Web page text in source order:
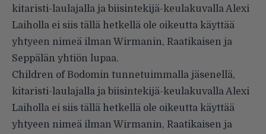
kitaristi-laulajalla ja biisintekijä-keulakuvalla Alexi
Laiholla ei siis tällä hetkellä ole oikeutta käyttää
yhtyeen nimeä ilman Wirmanin, Raatikaisen ja
Seppälän yhtiön lupaa.
Children of Bodomin tunnetuimmalla jäsenellä,
kitaristi-laulajalla ja biisintekijä-keulakuvalla Alexi
Laiholla ei siis tällä hetkellä ole oikeutta käyttää
yhtyeen nimeä ilman Wirmanin, Raatikaisen ja